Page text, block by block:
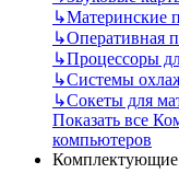
↳Материнские
↳Оперативная
↳Процессоры
↳Системы
↳Сокеты для
Показать все
компьютеров
Комплектующие